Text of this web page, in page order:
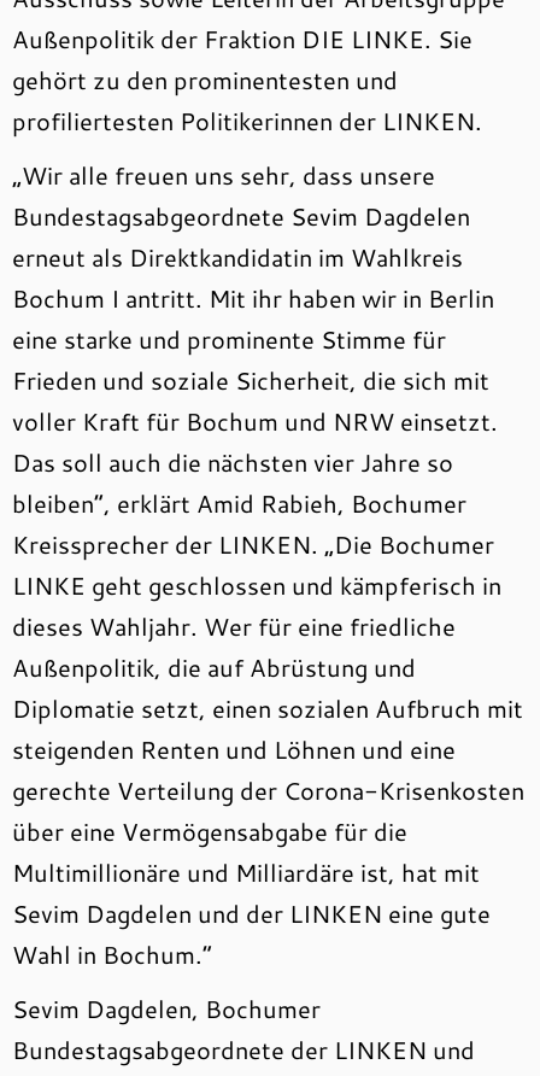
Außenpolitik der Fraktion DIE LINKE. Sie
gehört zu den prominentesten und
profiliertesten Politikerinnen der LINKEN.
„Wir alle freuen uns sehr, dass unsere
Bundestagsabgeordnete Sevim Dagdelen
erneut als Direktkandidatin im Wahlkreis
Bochum I antritt. Mit ihr haben wir in Berlin
eine starke und prominente Stimme für
Frieden und soziale Sicherheit, die sich mit
voller Kraft für Bochum und NRW einsetzt.
Das soll auch die nächsten vier Jahre so
bleiben“, erklärt Amid Rabieh, Bochumer
Kreissprecher der LINKEN. „Die Bochumer
LINKE geht geschlossen und kämpferisch in
dieses Wahljahr. Wer für eine friedliche
Außenpolitik, die auf Abrüstung und
Diplomatie setzt, einen sozialen Aufbruch mit
steigenden Renten und Löhnen und eine
gerechte Verteilung der Corona-Krisenkosten
über eine Vermögensabgabe für die
Multimillionäre und Milliardäre ist, hat mit
Sevim Dagdelen und der LINKEN eine gute
Wahl in Bochum.“
Sevim Dagdelen, Bochumer
Bundestagsabgeordnete der LINKEN und